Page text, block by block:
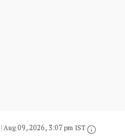
|Aug 09, 2026, 3:07 pm IST